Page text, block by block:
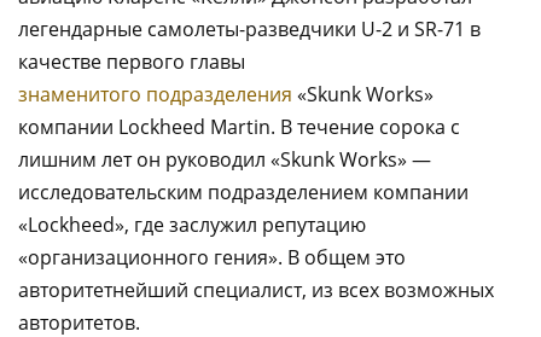
легендарные самолеты-разведчики U-2 и SR-71 в
качестве первого главы
знаменитого подразделения «Skunk Works»
компании Lockheed Martin. В течение сорока с
лишним лет он руководил «Skunk Works» —
исследовательским подразделением компании
«Lockheed», где заслужил репутацию
«организационного гения». В общем это
авторитетнейший специалист, из всех возможных
авторитетов.